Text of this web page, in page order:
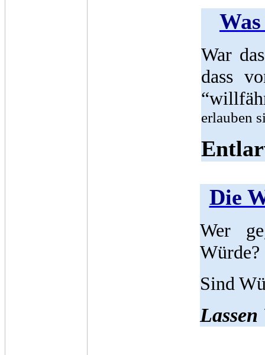
War
dass
erlauben
Die
Wer
Würde?
Sind
Lassen